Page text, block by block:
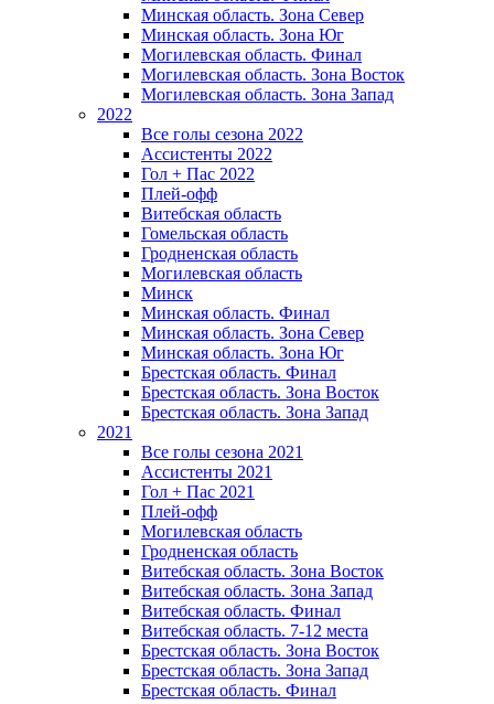
Минская область. Зона Север
Минская область. Зона Юг
Могилевская область. Финал
Могилевская область. Зона Восток
Могилевская область. Зона Запад
2022
Все голы сезона 2022
Ассистенты 2022
Гол + Пас 2022
Плей-офф
Витебская область
Гомельская область
Гродненская область
Могилевская область
Минск
Mинская область. Финал
Минская область. Зона Север
Минская область. Зона Юг
Брестская область. Финал
Брестская область. Зона Восток
Брестская область. Зона Запад
2021
Все голы сезона 2021
Ассистенты 2021
Гол + Пас 2021
Плей-офф
Могилевская область
Гродненская область
Витебская область. Зона Восток
Витебская область. Зона Запад
Витебская область. Финал
Витебская область. 7-12 места
Брестская область. Зона Восток
Брестская область. Зона Запад
Брестская область. Финал